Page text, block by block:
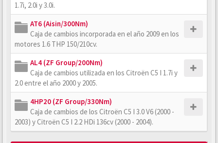
1.7i, 2.0i y 3.0i.
AT6 (Aisin/300Nm)
Caja de cambios incorporada en el año 2009 en los
motores 1.6 THP 150/210cv.
AL4 (ZF Group/200Nm)
Caja de cambios utilizada en los Citroën C5 I 1.7i y
2.0 entre el año 2000 y 2005.
4HP20 (ZF Group/330Nm)
Caja de cambios de los Citroën C5 I 3.0 V6 (2000 -
2003) y Citroën C5 I 2.2 HDi 136cv (2000 - 2004).